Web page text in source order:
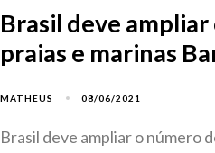
Brasil deve
praias e marinas
MATHEUS 08/06/2021
Brasil deve ampliar o número